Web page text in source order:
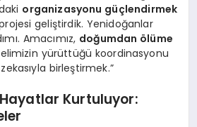
organizasyonu güçlendirmek
geliştirdik. Yenidoğanlar
Amacımız, doğumdan ölüme
yürüttüğü koordinasyonu
birleştirmek.”
Kurtuluyor: